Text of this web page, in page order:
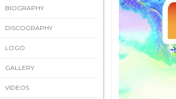
BIOGRAPHY
DISCOGRAPHY
LOGO
GALLERY
VIDEOS